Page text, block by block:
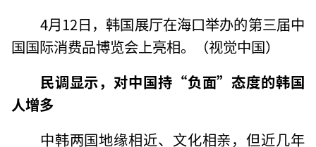
4月12日，韩国展厅在海口举办的第三届中
国国际消费品博览会上亮相。（视觉中国）
民调显示，对中国持“负面”态度的韩国
人增多
中韩两国地缘相近、文化相亲，但近几年